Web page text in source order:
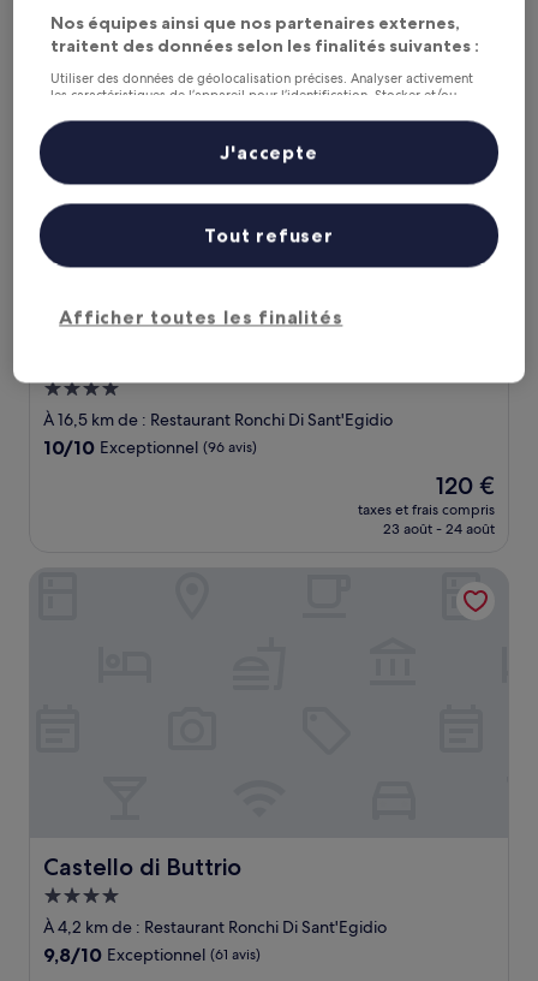
(10 avis)
prix
est
145 €
9 août - 10 août
Hébergement
4.0 étoiles
À 16,5 km de : Restaurant Ronchi Di Sant'Egidio
10.0
10/10 Exceptionnel (96 avis)
Le
nouveau
prix
de
120 €
120 €
taxes et frais compris
23 août - 24 août
HT Hotel Trieste
Castello di Buttrio
Castello di Buttrio
Hébergement
4.0 étoiles
À 4,2 km de : Restaurant Ronchi Di Sant'Egidio
9.8
9,8/10 Exceptionnel (61 avis)
Nos équipes ainsi que nos partenaires externes,
traitent des données selon les finalités suivantes :
Utiliser des données de géolocalisation précises. Analyser activement
les caractéristiques de l’appareil pour l’identification. Stocker et/ou
personnalisés, mesure de performance des publicités et du contenu,
études d’audience et développement de services.
Liste de nos partenaires (fournisseurs)
Afficher toutes les finalités
Tout refuser
J'accepte